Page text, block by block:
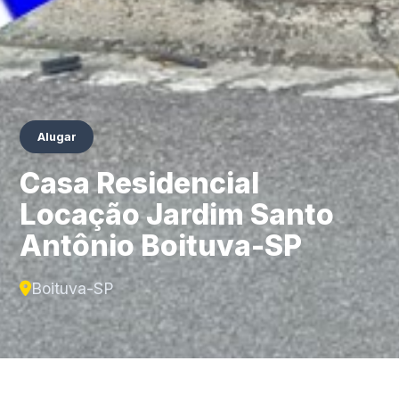
Alugar
Casa Residencial
Locação Jardim Santo
Antônio Boituva-SP
Boituva-SP